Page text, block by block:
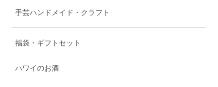
手芸ハンドメイド・クラフト
福袋・ギフトセット
ハワイのお酒